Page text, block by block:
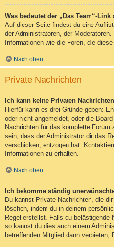
Was bedeutet der „Das Team“-
Auf dieser Seite findest du eine
der Administratoren, der
Informationen wie die Foren, die
Nach oben
Private Nachrichten
Ich kann keine Privaten
Hierfür kann es drei Gründe geben:
oder nicht angemeldet, oder die
Nachrichten für das komplette
sein, dass der Administrator dir das
verschicken, entzogen hat.
Informationen zu erhalten.
Nach oben
Ich bekomme ständig
Du kannst Private Nachrichten, die
löschen, indem du in deinem
Regel erstellst. Falls du belästigende
so kannst du dies auch einem
betreffenden Mitglied dann verbieten,